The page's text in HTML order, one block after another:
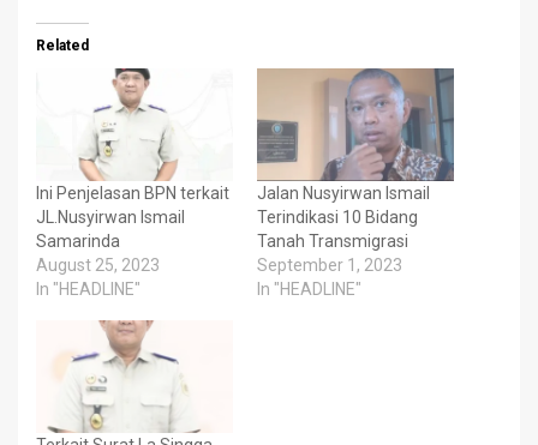
Related
Ini Penjelasan BPN terkait
JL.Nusyirwan Ismail
Samarinda
August 25, 2023
In "HEADLINE"
Jalan Nusyirwan Ismail
Terindikasi 10 Bidang
Tanah Transmigrasi
September 1, 2023
In "HEADLINE"